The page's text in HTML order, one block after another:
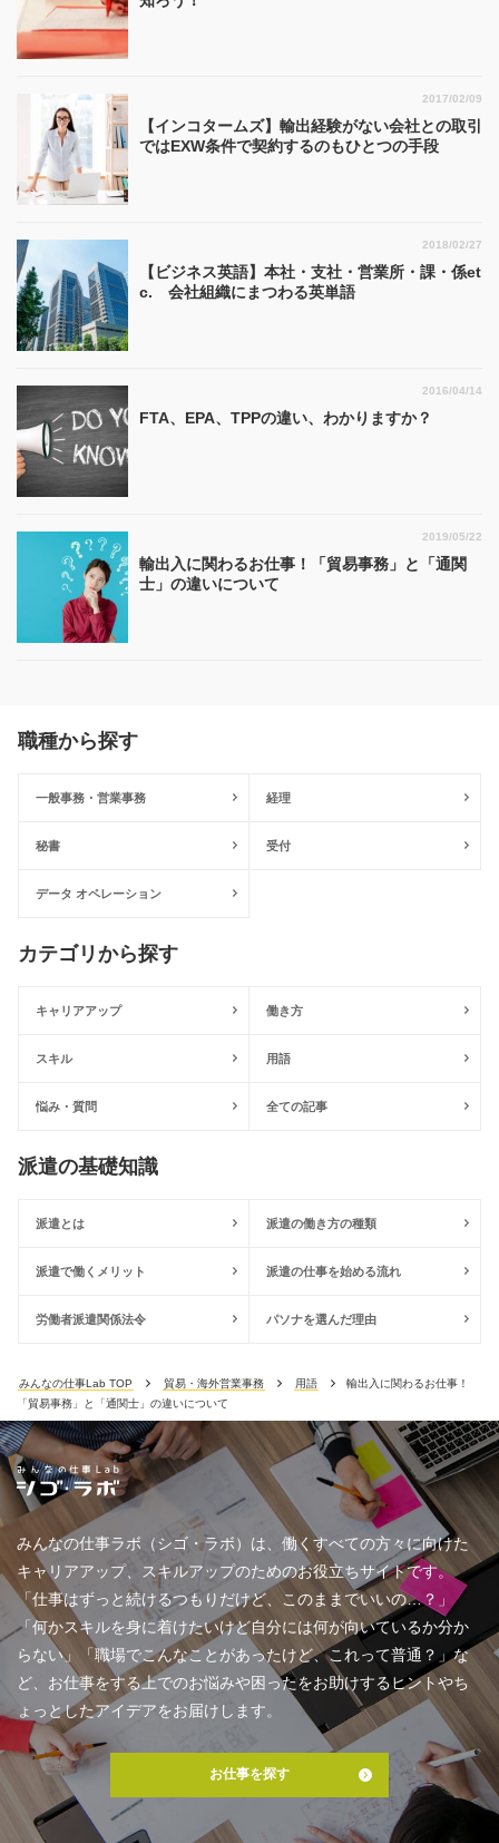
【インコタームズ】輸出経験がない会社との取引
ではEXW条件で契約するのもひとつの手段
2017/02/09
【ビジネス英語】本社・支社・営業所・課・係et
c. 会社組織にまつわる英単語
2018/02/27
FTA、EPA、TPPの違い、わかりますか？
2016/04/14
輸出入に関わるお仕事！「貿易事務」と「通関
士」の違いについて
2019/05/22
職種から探す
一般事務・営業事務 経理
秘書 受付
データ オペレーション
カテゴリから探す
キャリアアップ 働き方
スキル 用語
悩み・質問 全ての記事
派遣の基礎知識
派遣とは 派遣の働き方の種類
派遣で働くメリット 派遣の仕事を始める流れ
労働者派遣関係法令 パソナを選んだ理由
みんなの仕事Lab TOP 貿易・海外営業事務 用語
輸出入に関わるお仕事！
「貿易事務」と「通関士」の違いについて
みんなの仕事ラボ（シゴ・ラボ）は、働くすべての方々に向けた
キャリアアップ、スキルアップのためのお役立ちサイトです。
「仕事はずっと続けるつもりだけど、このままでいいの…？」
「何かスキルを身に着けたいけど自分には何が向いているか分か
らない」「職場でこんなことがあったけど、これって普通？」な
ど、お仕事をする上でのお悩みや困ったをお助けするヒントやち
ょっとしたアイデアをお届けします。
お仕事を探す